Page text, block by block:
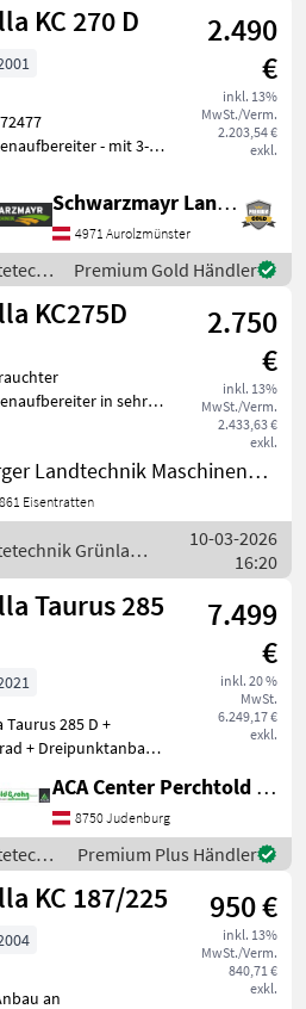
Kleinanzeigen
KC 270 D
2.490
€
inkl. 13%
MwSt./Verm.
2.203,54 €
exkl.
- mit 3-
- mit
- mit
- mit
Schwarzmayr Landtechnik GmbH - Aurolzmünster
4971 Aurolzmünster
/
Premium Gold Händler
KC275D
2.750
€
inkl. 13%
MwSt./Verm.
2.433,63 €
exkl.
in sehr
Bürger Landtechnik Maschinenbau
Eisentratten
Grünland
10-03-2026
16:20
Taurus 285
7.499
€
inkl. 20 %
MwSt.
6.249,17 €
exkl.
Taurus 285 D +
+ Dreipunktanbau
82m +
+
+ Beleuchtung +
ACA Center Perchtold - Perchtold & Sohn GmbH
8750 Judenburg
/
Premium Plus Händler
KC 187/225 950 €
inkl. 13%
MwSt./Verm.
840,71 €
exkl.
an